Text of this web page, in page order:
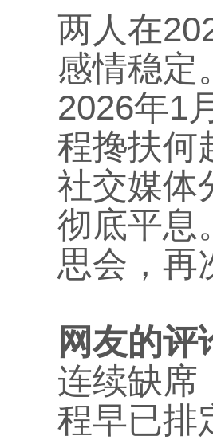
两人在
感情稳定
2026年1
程搀扶何
社交媒体
彻底平息
思会，再
网友的
连续缺席
程早已排